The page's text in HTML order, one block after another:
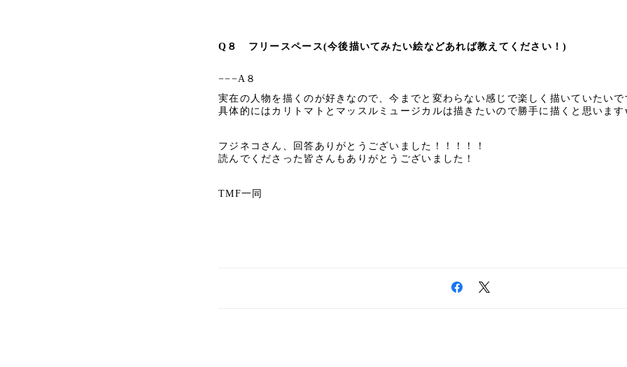
Q８ フリースペース(今後描いてみたい絵などあれば教えてください！)
−−−A８
実在の人物を描くのが好きなので、今までと変わらない感じで楽しく描いていたいで
具体的にはカリトマトとマッスルミュージカルは描きたいので勝手に描くと思います
フジネコさん、回答ありがとうございました！！！！！
読んでくださった皆さんもありがとうございました！
TMF一同